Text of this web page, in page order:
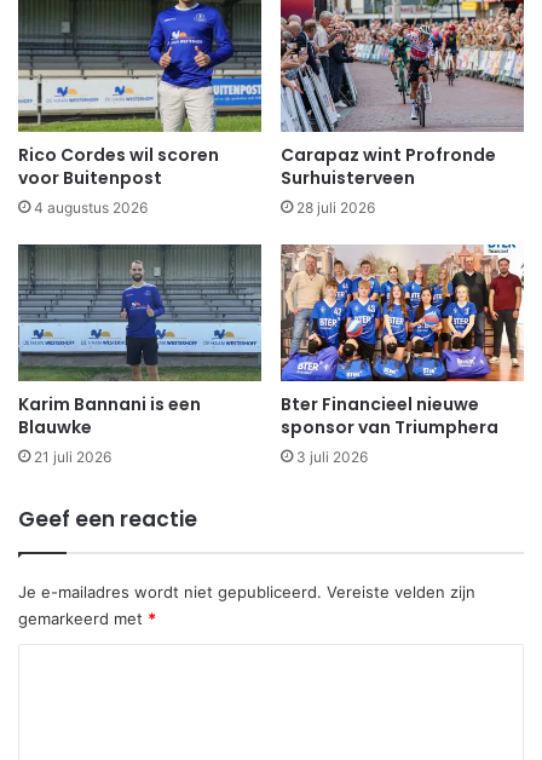
Rico Cordes wil scoren
voor Buitenpost
4 augustus 2026
Carapaz wint Profronde
Surhuisterveen
28 juli 2026
Karim Bannani is een
Blauwke
21 juli 2026
Bter Financieel nieuwe
sponsor van Triumphera
3 juli 2026
Geef een reactie
Je e-mailadres wordt niet gepubliceerd. Vereiste velden zijn
gemarkeerd met *